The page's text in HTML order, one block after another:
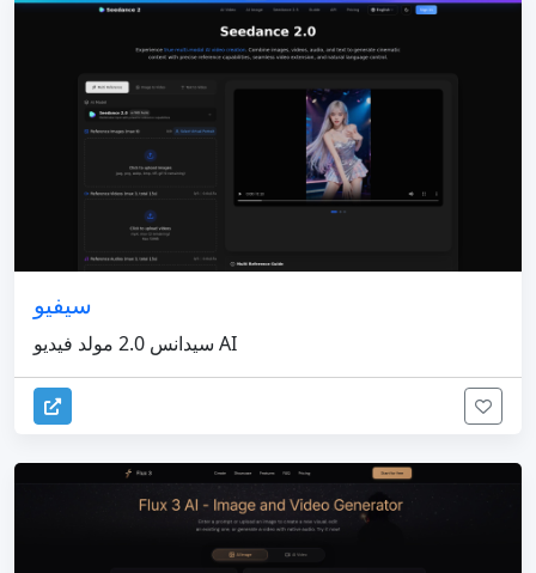
سيفيو
سيدانس 2.0 مولد فيديو AI